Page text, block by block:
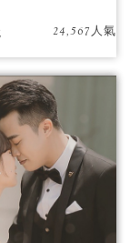
24,567人氣